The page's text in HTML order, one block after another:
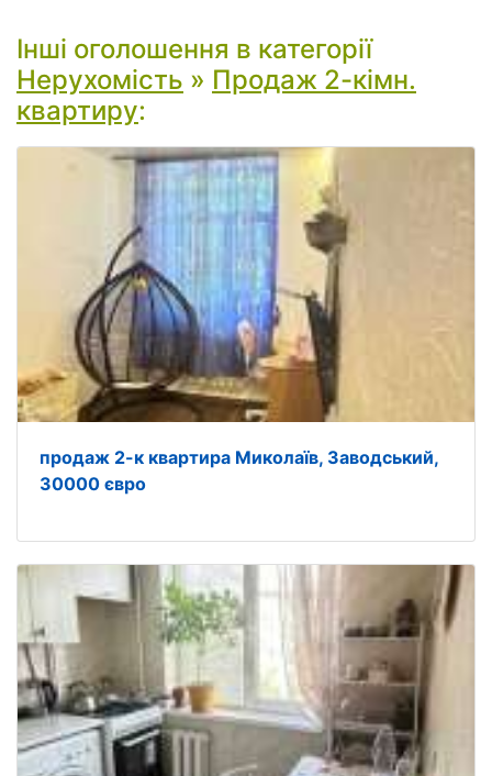
Інші оголошення в категорії
Нерухомість » Продаж 2-кімн.
квартиру:
продаж 2-к квартира Миколаїв, Заводський,
30000 євро